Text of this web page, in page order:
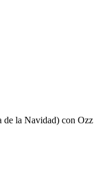
de la Navidad) con Ozz